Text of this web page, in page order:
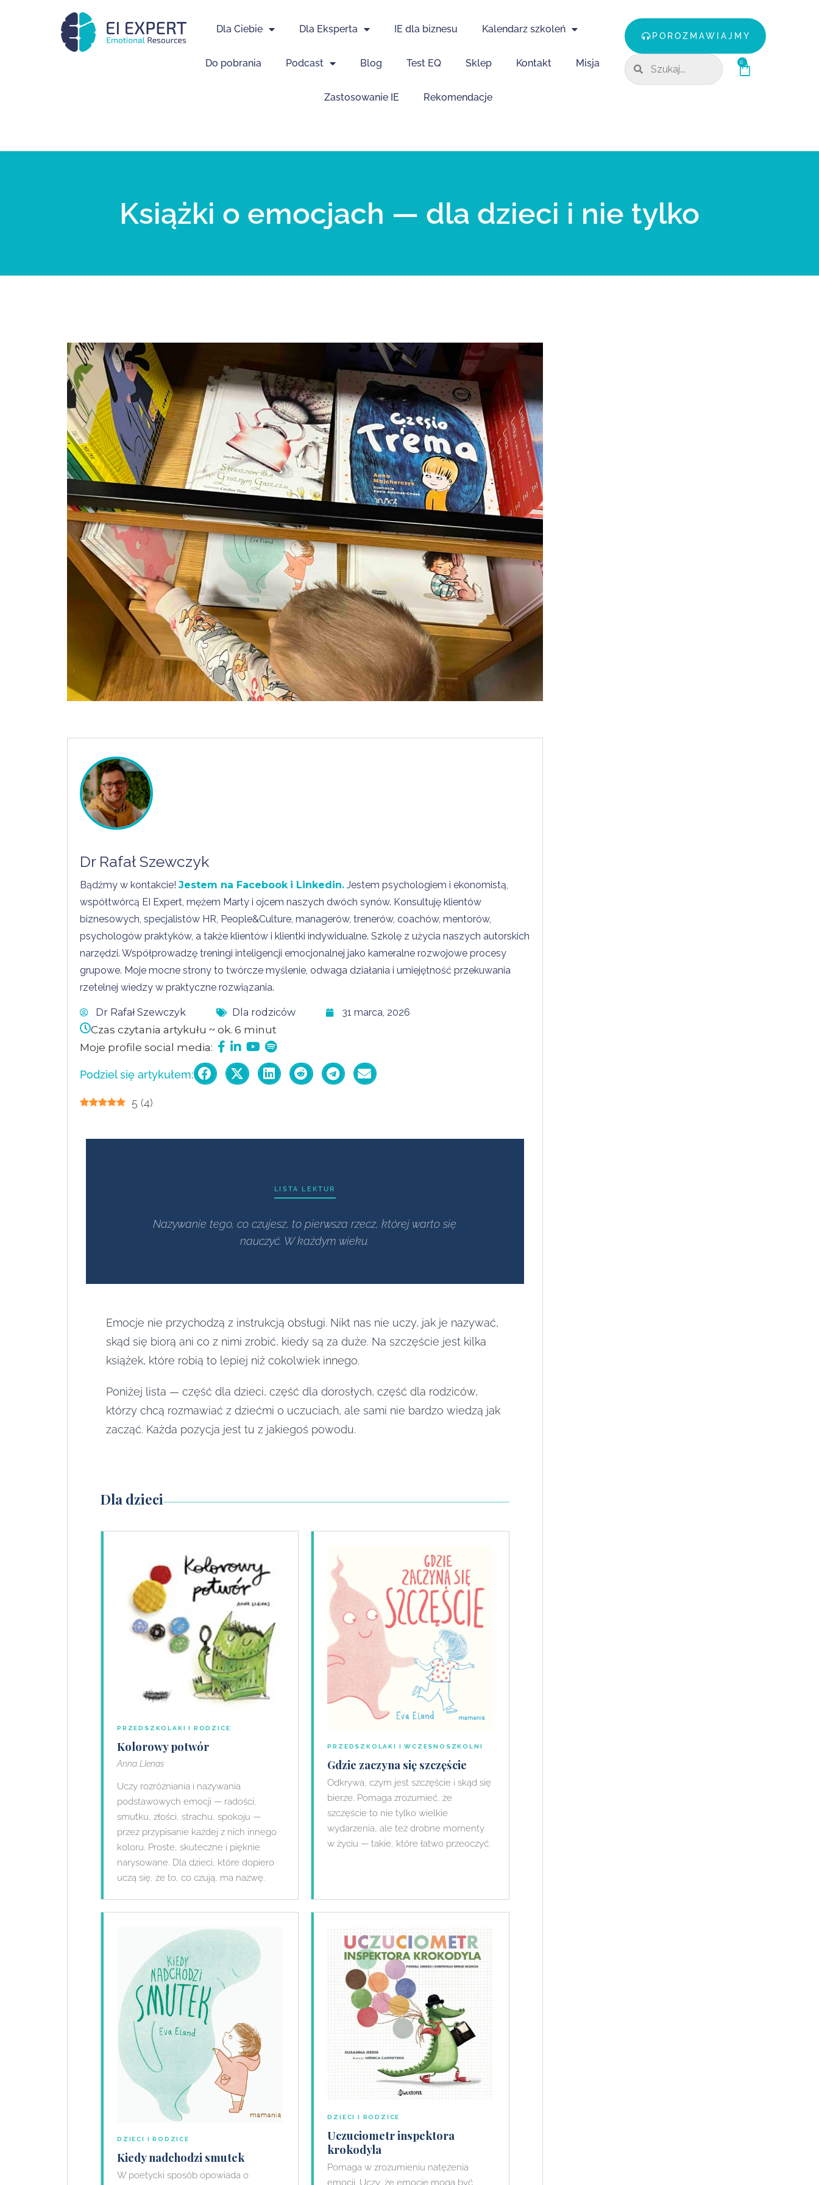
Dla Ciebie Dla Eksperta IE dla biznesu Kalendarz szkoleń
Do pobrania Podcast Blog Test EQ Sklep Kontakt Misja
Zastosowanie IE Rekomendacje
POROZMAWIAJMY
0
Książki o emocjach — dla dzieci i nie tylko
Dr Rafał Szewczyk
Bądźmy w kontakcie! Jestem na Facebook i Linkedin. Jestem psychologiem i ekonomistą,
współtwórcą EI Expert, mężem Marty i ojcem naszych dwóch synów. Konsultuję klientów
biznesowych, specjalistów HR, People&Culture, managerów, trenerów, coachów, mentorów,
psychologów praktyków, a także klientów i klientki indywidualne. Szkolę z użycia naszych autorskich
narzędzi. Współprowadzę treningi inteligencji emocjonalnej jako kameralne rozwojowe procesy
grupowe. Moje mocne strony to twórcze myślenie, odwaga działania i umiejętność przekuwania
rzetelnej wiedzy w praktyczne rozwiązania.
Dr Rafał Szewczyk Dla rodziców 31 marca, 2026
Czas czytania artykułu ~ ok. 6 minut
Moje profile social media:
Podziel się artykułem:
5 (4)
LISTA LEKTUR
Nazywanie tego, co czujesz, to pierwsza rzecz, której warto się
nauczyć. W każdym wieku.
Emocje nie przychodzą z instrukcją obsługi. Nikt nas nie uczy, jak je nazywać,
skąd się biorą ani co z nimi zrobić, kiedy są za duże. Na szczęście jest kilka
książek, które robią to lepiej niż cokolwiek innego.
Poniżej lista — część dla dzieci, część dla dorosłych, część dla rodziców,
którzy chcą rozmawiać z dziećmi o uczuciach, ale sami nie bardzo wiedzą jak
zacząć. Każda pozycja jest tu z jakiegoś powodu.
Dla dzieci
PRZEDSZKOLAKI I RODZICE
Kolorowy potwór
Anna Llenas
Uczy rozróżniania i nazywania
podstawowych emocji — radości,
smutku, złości, strachu, spokoju —
przez przypisanie każdej z nich innego
koloru. Proste, skuteczne i pięknie
narysowane. Dla dzieci, które dopiero
uczą się, że to, co czują, ma nazwę.
PRZEDSZKOLAKI I WCZESNOSZKOLNI
Gdzie zaczyna się szczęście
Odkrywa, czym jest szczęście i skąd się
bierze. Pomaga zrozumieć, że
szczęście to nie tylko wielkie
wydarzenia, ale też drobne momenty
w życiu — takie, które łatwo przeoczyć.
DZIECI I RODZICE
Kiedy nadchodzi smutek
W poetycki sposób opowiada o
DZIECI I RODZICE
Uczuciometr inspektora
krokodyla
Pomaga w zrozumieniu natężenia
emocji. Uczy, że emocje mogą być